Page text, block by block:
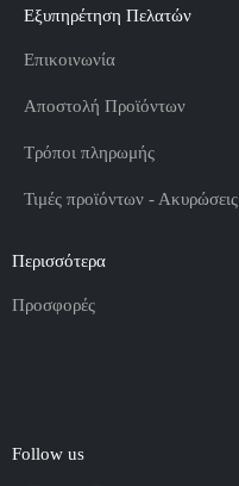
Εξυπηρέτηση Πελατών
Επικοινωνία
Αποστολή Προϊόντων
Τρόποι πληρωμής
Τιμές προϊόντων - Ακυρώσεις
Περισσότερα
Προσφορές
Follow us